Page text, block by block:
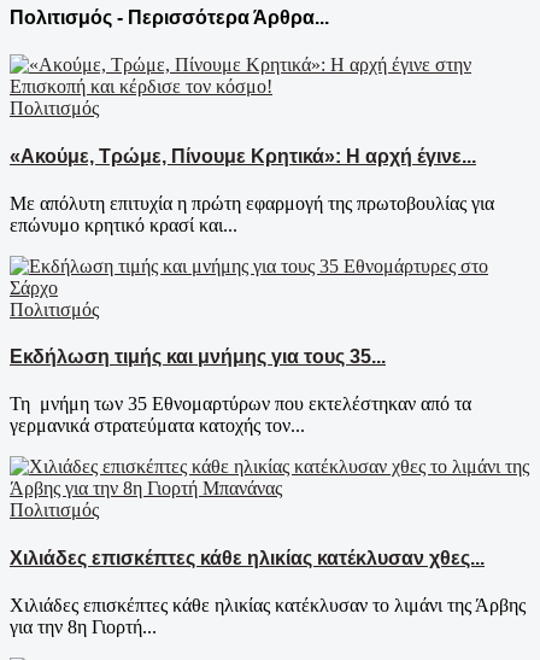
Πολιτισμός - Περισσότερα Άρθρα...
Πολιτισμός
«Ακούμε, Τρώμε, Πίνουμε Κρητικά»: Η αρχή έγινε...
Με απόλυτη επιτυχία η πρώτη εφαρμογή της πρωτοβουλίας για
επώνυμο κρητικό κρασί και...
Πολιτισμός
Εκδήλωση τιμής και μνήμης για τους 35...
Τη μνήμη των 35 Εθνομαρτύρων που εκτελέστηκαν από τα
γερμανικά στρατεύματα κατοχής τον...
Πολιτισμός
Χιλιάδες επισκέπτες κάθε ηλικίας κατέκλυσαν χθες...
Χιλιάδες επισκέπτες κάθε ηλικίας κατέκλυσαν το λιμάνι της Άρβης
για την 8η Γιορτή...